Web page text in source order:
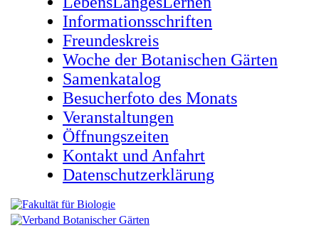
Informationsschriften
Freundeskreis
Woche der Botanischen Gärten
Samenkatalog
Besucherfoto des Monats
Veranstaltungen
Öffnungszeiten
Kontakt und Anfahrt
Datenschutzerklärung